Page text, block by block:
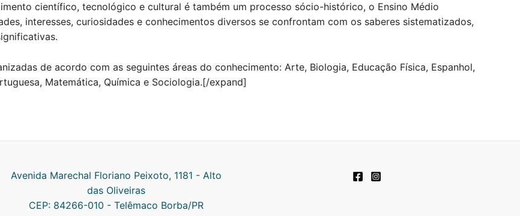
científico, tecnológico e cultural é também um processo sócio-histórico, o Ensino Médio
interesses, curiosidades e conhecimentos diversos se confrontam com os saberes sistematizados,
de acordo com as seguintes áreas do conhecimento: Arte, Biologia, Educação Física, Espanhol,
Matemática, Química e Sociologia.[/expand]
Avenida Marechal Floriano Peixoto, 1181 - Alto
das Oliveiras
CEP: 84266-010 - Telêmaco Borba/PR